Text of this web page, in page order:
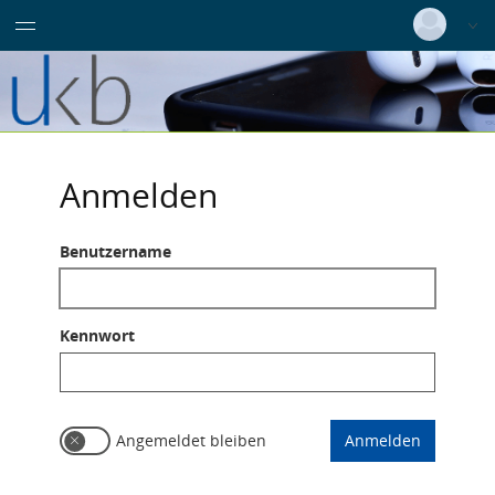
Deutsch | Englisch
Azubis / Bufdis / Praktikanten
Anmelden
Benutzername
Kennwort
Angemeldet bleiben Anmelden